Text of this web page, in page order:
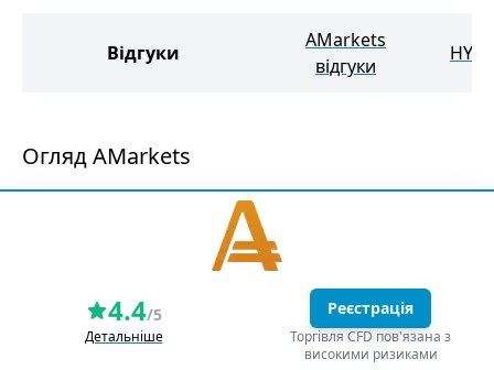
Відгуки
AMarkets
відгуки
Огляд AMarkets
4.4/5
Детальніше
Реєстрація
Торгівля CFD пов'язана з
високими ризиками